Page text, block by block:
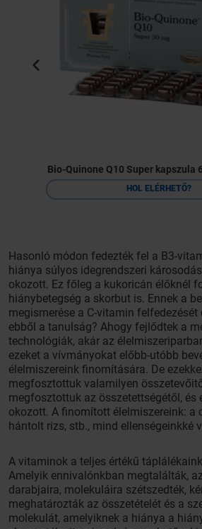
Bio-Quinone Q10 Super kapszula
HOL ELÉRHETŐ?
Hasonló módon fedezték fel a B3-
hiánya súlyos idegrendszeri
okozott. Ez főleg a kukoricán élőknél
hiánybetegség a skorbut is. Ennek a
megismerése a C-vitamin felfedezését
ebből a tanulság? Ahogy fejlődtek a
technológiák, akár az
ezeket a vívmányokat előbb-utóbb
élelmiszereink finomítására. De
megfosztottuk valamilyen
megfosztottuk az összetettségétől, és
okozott. A finomított élelmiszereink: a
hántolt rizs, stb., mind ellenségeinkké
A vitaminok a teljes értékű
Amelyik ennivalónkban megtalálták,
darabjaira, molekuláira szétszedték,
meghatározták az összetételét és a
molekulát, amelyiknek a hiánya a